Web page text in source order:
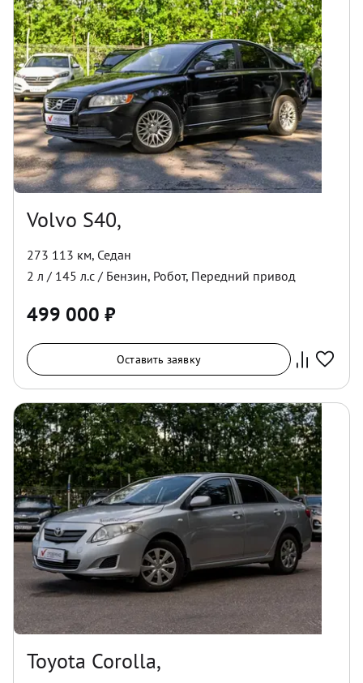
Volvo S40,
273 113 км, Седан
2 л / 145 л.с / Бензин, Робот, Передний привод
499 000 ₽
Оставить заявку
Toyota Corolla,